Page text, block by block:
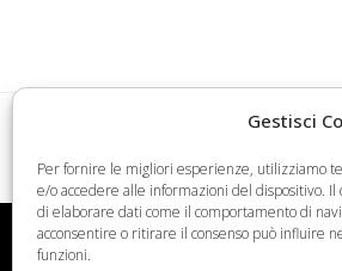
Gestisci
Per fornire le migliori esperienze, utilizziamo
e/o accedere alle informazioni del dispositivo.
di elaborare dati come il comportamento di
acconsentire o ritirare il consenso può influire
funzioni.
previous
post:
26/01/2018 –
SEDI EPO
Web Legal © 2026 - Tutti i